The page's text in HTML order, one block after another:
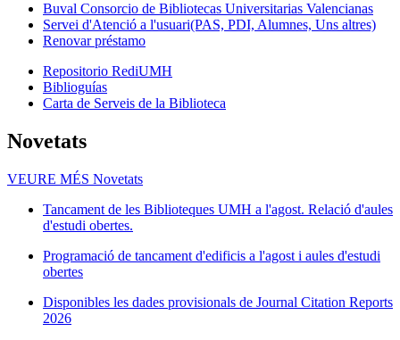
Buval Consorcio de Bibliotecas Universitarias Valencianas
Servei d'Atenció a l'usuari(PAS, PDI, Alumnes, Uns altres)
Renovar préstamo
Repositorio RediUMH
Biblioguías
Carta de Serveis de la Biblioteca
Novetats
VEURE MÉS Novetats
Tancament de les Biblioteques UMH a l'agost. Relació d'aules
d'estudi obertes.
Programació de tancament d'edificis a l'agost i aules d'estudi
obertes
Disponibles les dades provisionals de Journal Citation Reports
2026